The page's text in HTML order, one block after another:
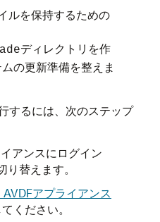
ルを保持するための
ディレクトリを作
の更新準備を整えま
するには、次のステップ
アンスにログイン
り替えます。
アプライアンス
ください。